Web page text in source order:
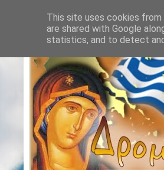
This site uses cookies
are shared with Google
statistics, and to detect